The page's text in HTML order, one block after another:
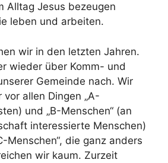
Alltag Jesus bezeugen
leben und arbeiten.
wir in den letzten Jahren.
wieder über Komm- und
Gemeinde nach. Wir
allen Dingen „A-
und „B-Menschen“ (an
interessierte Menschen)
Menschen“, die ganz anders
wir kaum. Zurzeit